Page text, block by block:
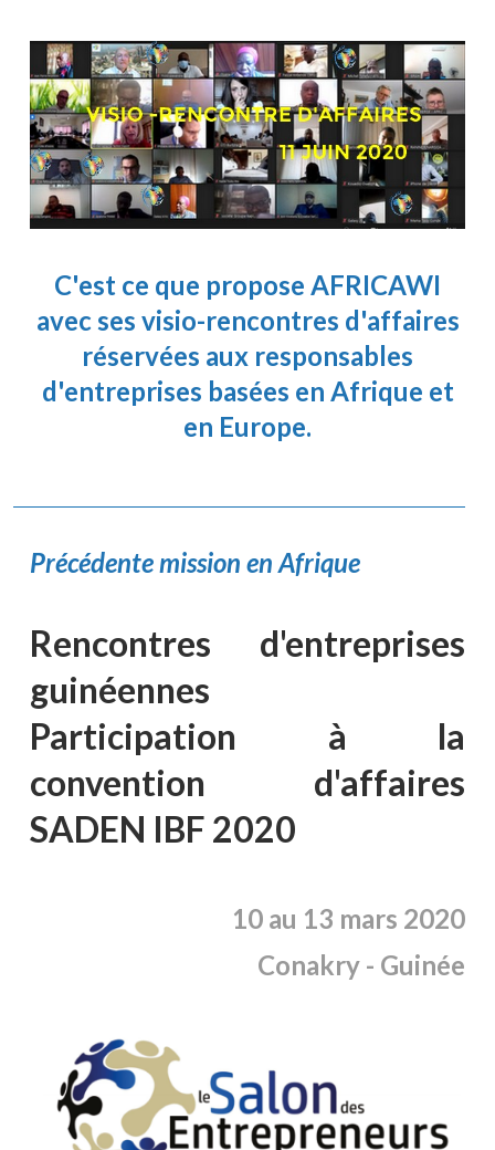
C'est ce que propose AFRICAWI
avec ses visio-rencontres d'affaires
réservées aux responsables
d'entreprises basées en Afrique et
en Europe.
Précédente mission en Afrique
Rencontres d'entreprises
guinéennes
Participation à la
convention d'affaires
SADEN IBF 2020
10 au 13 mars 2020
Conakry - Guinée